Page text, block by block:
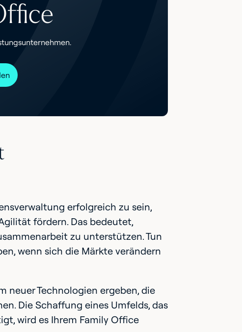
erfolgreich zu sein,
fördern. Das bedeutet,
zu unterstützen. Tun
wenn sich die Märkte verändern
neuer Technologien ergeben, die
Die Schaffung eines Umfelds, das
wird es Ihrem Family Office